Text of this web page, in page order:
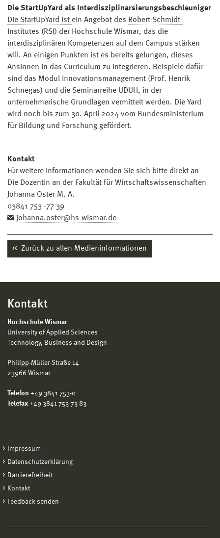
Die StartUpYard als Interdisziplinarsierungsbeschleuniger
Die StartUpYard ist ein Angebot des Robert-Schmidt-
Institutes (RSI) der Hochschule Wismar, das die
interdisziplinären Kompetenzen auf dem Campus stärken
will. An einigen Punkten ist es bereits gelungen, dieses
Ansinnen in das Curriculum zu integrieren. Beispiele dafür
sind das Modul Innovationsmanagement (Prof. Henrik
Schnegas) und die Seminarreihe UDUH, in der
unternehmerische Grundlagen vermittelt werden. Die Yard
wird noch bis zum 30. April 2024 vom Bundesministerium
für Bildung und Forschung gefördert.
Kontakt
Für weitere Informationen wenden Sie sich bitte direkt an
Die Dozentin an der Fakultät für Wirtschaftswissenschaften
Johanna Oster M. A.
03841 753 -77 39
johanna.oster@hs-wismar.de
Zurück zu allen Medieninformationen
Kontakt
Hochschule Wismar
University of Applied Sciences
Technology, Business and Design
Philipp-Müller-Straße 14
23966 Wismar
Telefon +49 3841 753-0
Telefax +49 3841 753-73 83
Impressum
Datenschutzerklärung
Barrierefreiheit
Kontakt
Feedback senden